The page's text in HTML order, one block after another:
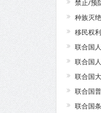
禁止/预
种族灭
移民权利
联合国
联合国
联合国
联合国
联合国